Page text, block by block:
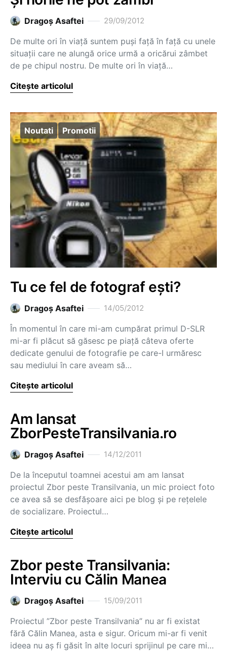
Dragoş Asaftei 29/09/2012
De multe ori în viață suntem puși față în față cu unele
situații care ne alungă orice urmă a oricărui zâmbet
de pe chipul nostru. De multe ori în viață…
Citește articolul
Noutati Promotii
Tu ce fel de fotograf ești?
Dragoş Asaftei 14/05/2012
În momentul în care mi-am cumpărat primul D-SLR
mi-ar fi plăcut să găsesc pe piață câteva oferte
dedicate genului de fotografie pe care-l urmăresc
sau mediului în care aveam să…
Citește articolul
Am lansat
ZborPesteTransilvania.ro
Dragoş Asaftei 14/12/2011
De la începutul toamnei acestui am am lansat
proiectul Zbor peste Transilvania, un mic proiect foto
ce avea să se desfășoare aici pe blog și pe rețelele
de socializare. Proiectul…
Citește articolul
Zbor peste Transilvania:
Interviu cu Călin Manea
Dragoş Asaftei 15/09/2011
Proiectul ”Zbor peste Transilvania” nu ar fi existat
fără Călin Manea, asta e sigur. Oricum mi-ar fi venit
ideea nu aș fi găsit în alte locuri sprijinul pe care mi…